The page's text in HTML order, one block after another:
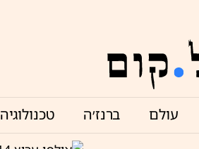
עולם ברנז׳ה טכנולוגיה